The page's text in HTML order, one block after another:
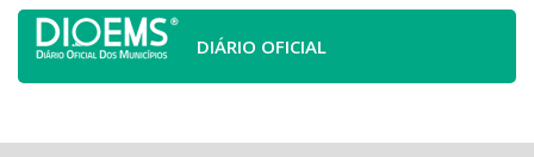
DIÁRIO OFICIAL